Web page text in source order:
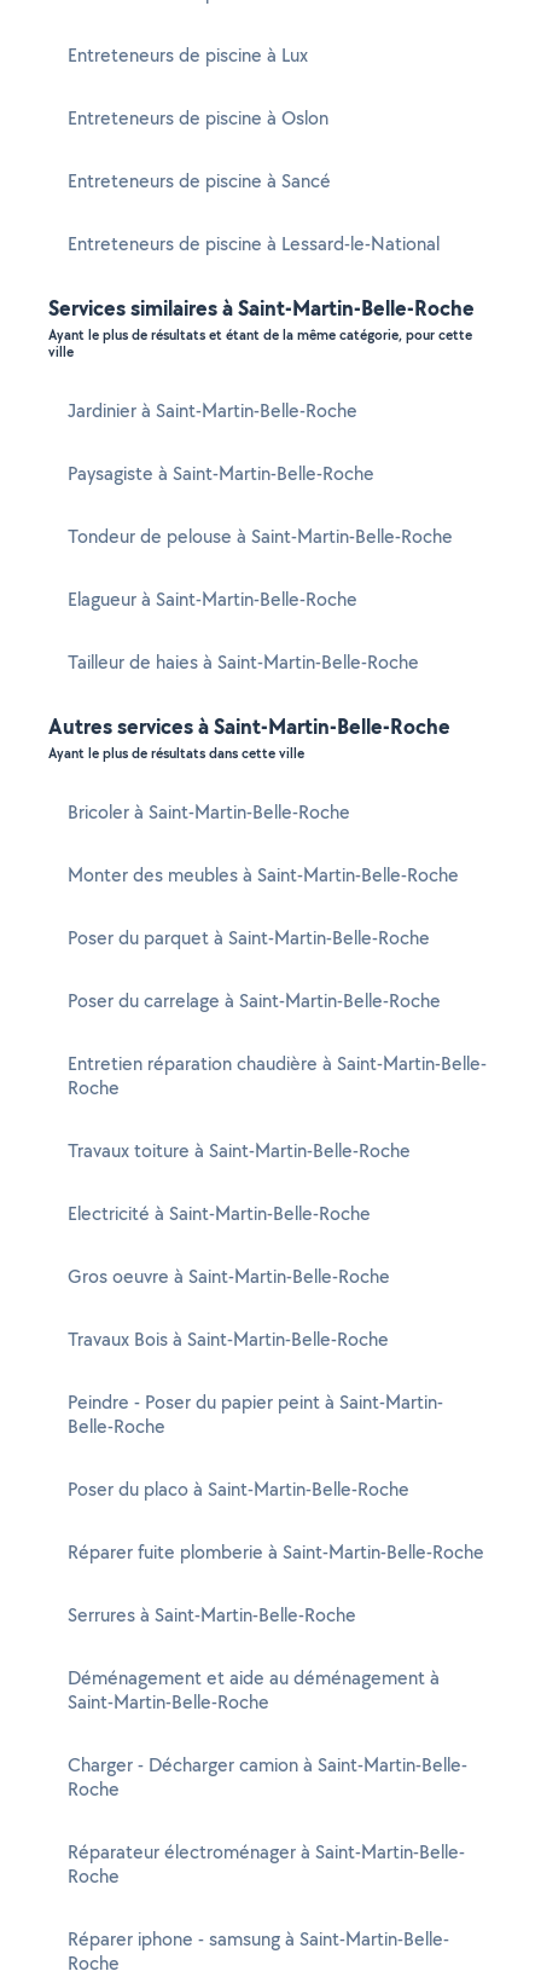
Entreteneurs de piscine à Lux
Entreteneurs de piscine à Oslon
Entreteneurs de piscine à Sancé
Entreteneurs de piscine à Lessard-le-National
Services similaires à Saint-Martin-Belle-Roche
Ayant le plus de résultats et étant de la même catégorie, pour cette
ville
Jardinier à Saint-Martin-Belle-Roche
Paysagiste à Saint-Martin-Belle-Roche
Tondeur de pelouse à Saint-Martin-Belle-Roche
Elagueur à Saint-Martin-Belle-Roche
Tailleur de haies à Saint-Martin-Belle-Roche
Autres services à Saint-Martin-Belle-Roche
Ayant le plus de résultats dans cette ville
Bricoler à Saint-Martin-Belle-Roche
Monter des meubles à Saint-Martin-Belle-Roche
Poser du parquet à Saint-Martin-Belle-Roche
Poser du carrelage à Saint-Martin-Belle-Roche
Entretien réparation chaudière à Saint-Martin-Belle-
Roche
Travaux toiture à Saint-Martin-Belle-Roche
Electricité à Saint-Martin-Belle-Roche
Gros oeuvre à Saint-Martin-Belle-Roche
Travaux Bois à Saint-Martin-Belle-Roche
Peindre - Poser du papier peint à Saint-Martin-
Belle-Roche
Poser du placo à Saint-Martin-Belle-Roche
Réparer fuite plomberie à Saint-Martin-Belle-Roche
Serrures à Saint-Martin-Belle-Roche
Déménagement et aide au déménagement à
Saint-Martin-Belle-Roche
Charger - Décharger camion à Saint-Martin-Belle-
Roche
Réparateur électroménager à Saint-Martin-Belle-
Roche
Réparer iphone - samsung à Saint-Martin-Belle-
Roche